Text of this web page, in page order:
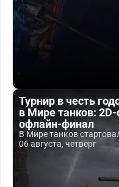
Турнир в честь
в Мире танков: 2D-
офлайн-финал
В Мире танков
06 августа, четверг